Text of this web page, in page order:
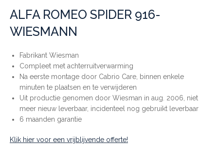
ALFA ROMEO SPIDER 916-
WIESMANN
Fabrikant Wiesman
Compleet met achterruitverwarming
Na eerste montage door Cabrio Care, binnen enkele
minuten te plaatsen en te verwijderen
Uit productie genomen door Wiesman in aug. 2006, niet
meer nieuw leverbaar, incidenteel nog gebruikt leverbaar
6 maanden garantie
Klik hier voor een vrijblijvende offerte!